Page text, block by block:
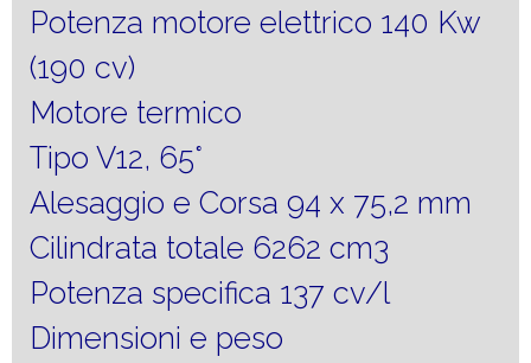
Potenza motore elettrico 140 Kw
(190 cv)
Motore termico
Tipo V12, 65°
Alesaggio e Corsa 94 x 75,2 mm
Cilindrata totale 6262 cm3
Potenza specifica 137 cv/l
Dimensioni e peso